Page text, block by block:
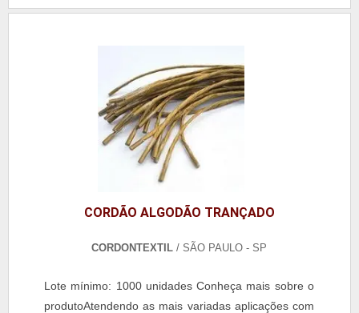
CORDÃO ALGODÃO TRANÇADO
CORDONTEXTIL / SÃO PAULO - SP
Lote mínimo: 1000 unidades Conheça mais sobre o
produtoAtendendo as mais variadas aplicações com